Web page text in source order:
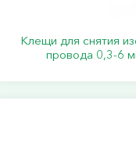
Клещи для снятия
провода 0,3-6